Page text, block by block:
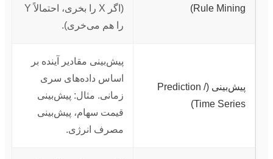
Rule Mining)
(اگر X را بخری، احتمالاً Y
را هم می‌خری).
پیش‌بینی (Prediction /
Time Series)
پیش‌بینی مقادیر آینده بر
اساس داده‌های سری
زمانی. مثال: پیش‌بینی
قیمت سهام، پیش‌بینی
مصرف انرژی.